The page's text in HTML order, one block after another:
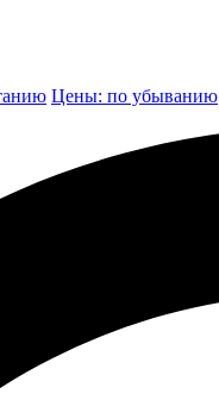
Цены: по убыванию